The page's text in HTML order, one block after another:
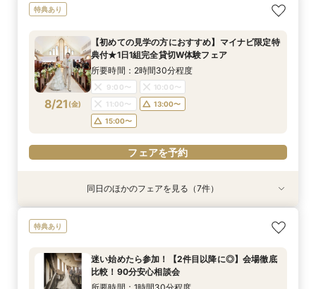
8/20(木)
【初めての見学の方におすすめ】マイナビ限定特
9:00〜
10:00〜
11:00〜
13:00〜
15:00〜
フェアを予約
8/20(木)
【少人数OK‼】＼先輩カップルが納得した／フォ
所要時間：2時間30分程度
11:30〜
12:30〜
14:00〜
フェアを予約
8/20(木)
＼会場使用料半額プレゼント／【6名～でも憧れ
所要時間：2時間30分程度
11:00〜
14:00〜
15:00〜
フェアを予約
8/20(木)
【最大90分クイック相談】初めての見学、効率
10:00〜
11:00〜
13:00〜
14:00〜
16:00〜
フェアを予約
8/20(木)
【マイナビ限定スイーツプレゼント付き】フォト
ウェディング・フォト+会食をご検討の方必見！
ディング相談会♪
所要時間：2時間程度
14:00〜
15:00〜
フェアを予約
8/20(木)
9:00〜
10:00〜
11:00〜
13:00〜
15:00〜
フェアを予約
8/20(木)
迷い始めたら参加！【2件目以降に◎】会場徹底
9:00〜
10:00〜
11:00〜
14:00〜
15:00〜
フェアを予約
特典あり
8/21 (金)
【初めての見学の方におすすめ】マイナビ限定特
典付★1日1組完全貸切W体験フェア
所要時間：2時間30分程度
9:00〜
10:00〜
11:00〜
13:00〜
15:00〜
フェアを予約
8/21( 金)
【少人数OK‼】＼先輩カップルが納得した／フォ
所要時間：2時間30分程度
8/21( 金)
＼会場使用料半額プレゼント／【6名～でも憧れ
所要時間：2時間30分程度
8/21( 金)
【最大90分クイック相談】初めての見学、効率
10:00〜
11:00〜
13:00〜
14:00〜
8/21( 金)
【大切なペットと叶える♪】With Petウェディン
10:00〜
12:00〜
14:00〜
16:00〜
8/21( 金)
【マイナビ限定スイーツプレゼント付き】フォト
ウェディング・フォト+会食をご検討の方必見！
ディング相談会♪
所要時間：2時間程度
8/21( 金)
9:00〜
10:00〜
11:00〜
13:00〜
8/21( 金)
迷い始めたら参加！【2件目以降に◎】会場徹底
9:00〜
10:00〜
11:00〜
14:00〜
同日のほかのフェアを見る（7件）
特典あり
迷い始めたら参加！【2件目以降に◎】会場徹底
比較！90分安心相談会